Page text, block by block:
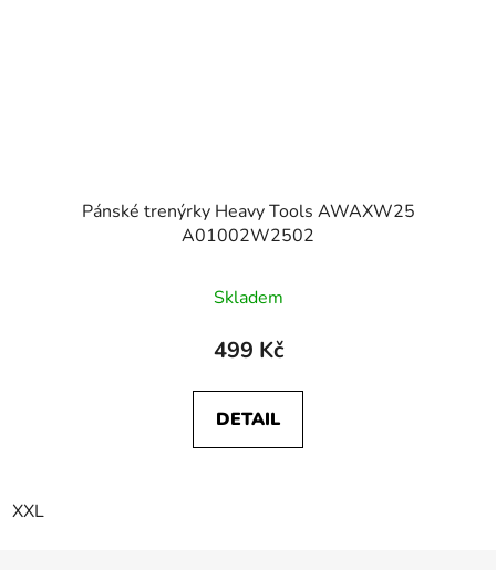
Pánské trenýrky Heavy Tools AWAXW25
A01002W2502
Skladem
499 Kč
DETAIL
XXL